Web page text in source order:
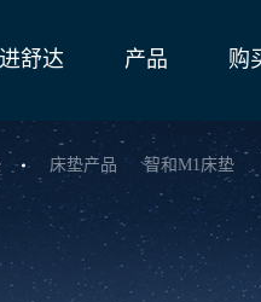
舒达 产品 购
床垫产品 智和M1床垫